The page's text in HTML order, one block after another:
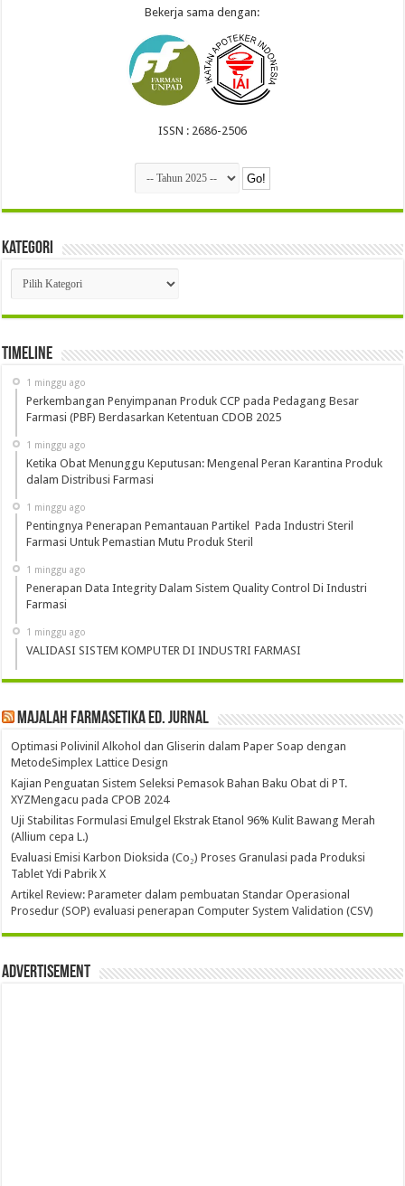
Bekerja sama dengan:
ISSN : 2686-2506
Kategori
Kategori
Timeline
1 minggu ago
Perkembangan Penyimpanan Produk CCP pada Pedagang Besar
Farmasi (PBF) Berdasarkan Ketentuan CDOB 2025
1 minggu ago
Ketika Obat Menunggu Keputusan: Mengenal Peran Karantina Produk
dalam Distribusi Farmasi
1 minggu ago
Pentingnya Penerapan Pemantauan Partikel Pada Industri Steril
Farmasi Untuk Pemastian Mutu Produk Steril
1 minggu ago
Penerapan Data Integrity Dalam Sistem Quality Control Di Industri
Farmasi
1 minggu ago
VALIDASI SISTEM KOMPUTER DI INDUSTRI FARMASI
Majalah Farmasetika Ed. Jurnal
Optimasi Polivinil Alkohol dan Gliserin dalam Paper Soap dengan
MetodeSimplex Lattice Design
Kajian Penguatan Sistem Seleksi Pemasok Bahan Baku Obat di PT.
XYZMengacu pada CPOB 2024
Uji Stabilitas Formulasi Emulgel Ekstrak Etanol 96% Kulit Bawang Merah
(Allium cepa L.)
Evaluasi Emisi Karbon Dioksida (Co₂) Proses Granulasi pada Produksi
Tablet Ydi Pabrik X
Artikel Review: Parameter dalam pembuatan Standar Operasional
Prosedur (SOP) evaluasi penerapan Computer System Validation (CSV)
Advertisement